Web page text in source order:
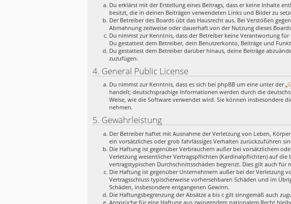
Du erklärst mit der Erstellung eines Beitrags, dass er keine Inhalte
besitzt, die in deinen Beiträgen verwendeten Links und Bilder zu
Der Betreiber des Boards übt das Hausrecht aus. Bei Verstößen
Abmahnung zeitweise oder dauerhaft von der Nutzung dieses
Du nimmst zur Kenntnis, dass der Betreiber keine Verantwortung
Du gestattest dem Betreiber, dein Benutzerkonto, Beiträge und
Du gestattest dem Betreiber darüber hinaus, deine Beiträge
zuzufügen.
4. General Public License
Du nimmst zur Kenntnis, dass es sich bei phpBB um eine unter der „
handelt; deutschsprachige Informationen werden durch die
Weise, wie die Software verwendet wird. Sie können insbesondere
nehmen.
5. Gewährleistung
Der Betreiber haftet mit Ausnahme der Verletzung von Leben,
ein vorsätzliches oder grob fahrlässiges Verhalten zurückzuführen
Die Haftung ist gegenüber Verbrauchern außer bei vorsätzlichem
Verletzung wesentlicher Vertragspflichten (Kardinalpflichten) auf
vertragstypischen Durchschnittsschäden begrenzt. Dies gilt auch
Die Haftung ist gegenüber Unternehmern außer bei der Verletzung
Vertragsschluss typischerweise vorhersehbaren Schäden und im
Schäden, insbesondere entgangenen Gewinn.
Die Haftungsbegrenzung der Absätze a bis c gilt sinngemäß auch
Ansprüche für eine Haftung aus zwingendem nationalem Recht